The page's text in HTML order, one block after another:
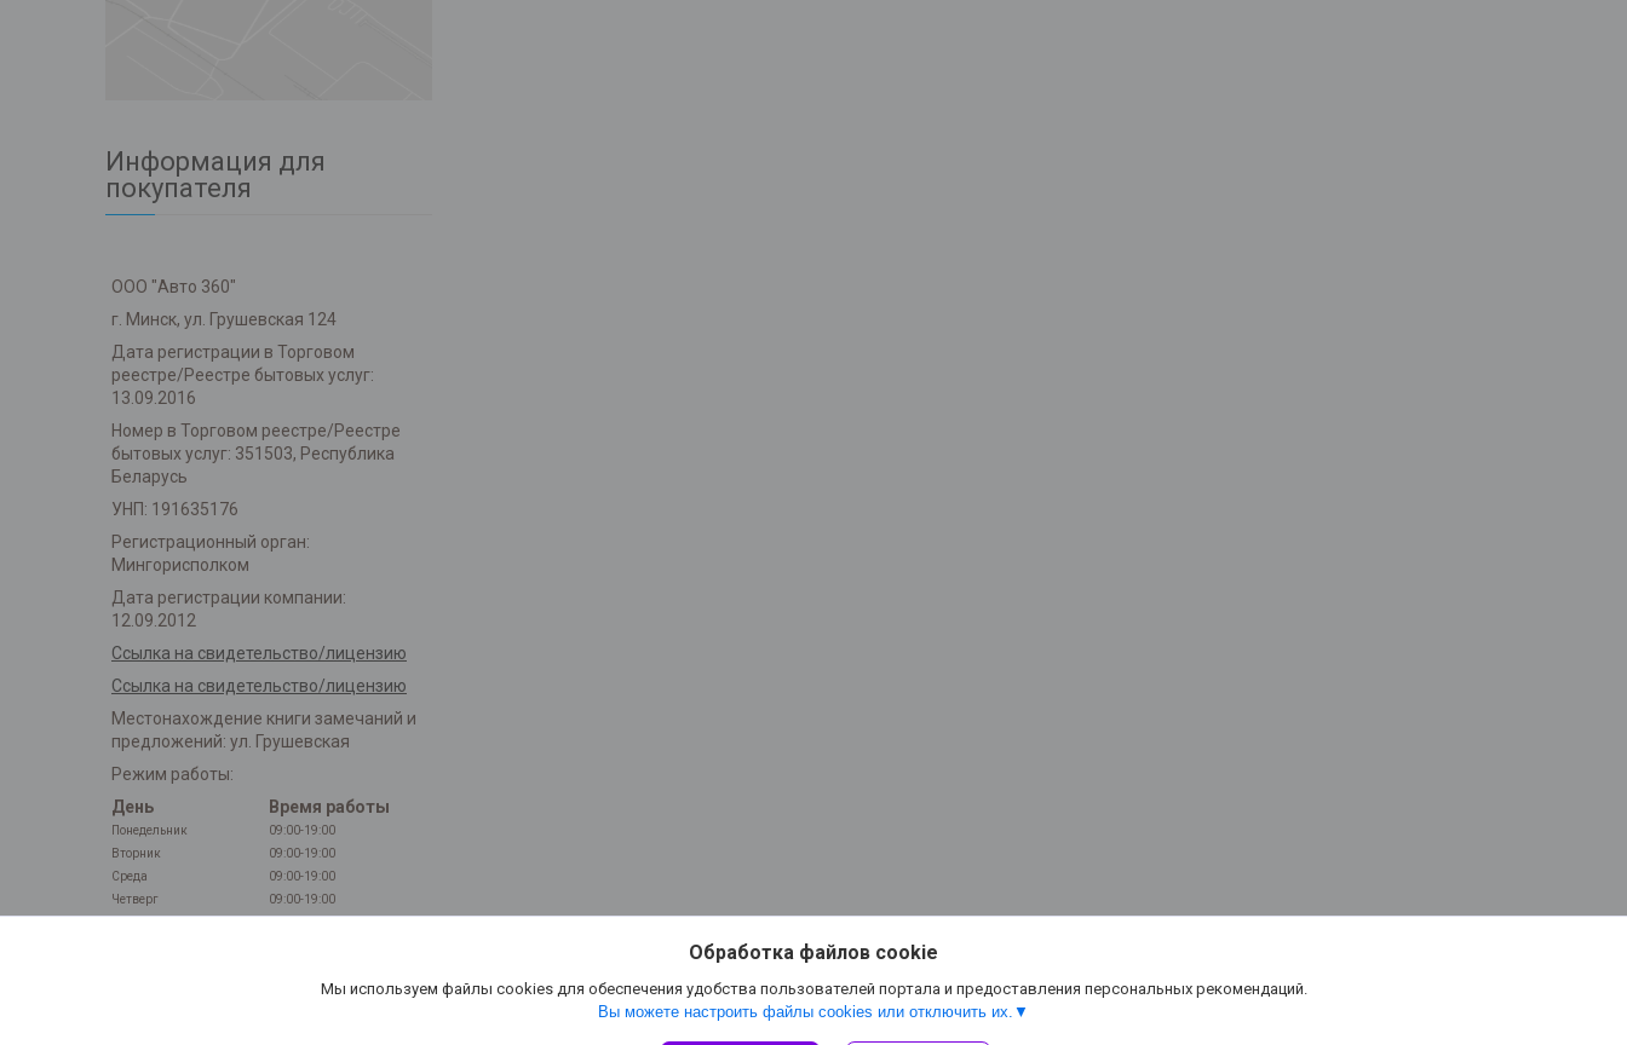
Информация для
покупателя
ООО "Авто 360"
г. Минск, ул. Грушевская 124
Дата регистрации в Торговом
реестре/Реестре бытовых услуг:
13.09.2016
Номер в Торговом реестре/Реестре
бытовых услуг: 351503, Республика
Беларусь
УНП: 191635176
Регистрационный орган:
Мингорисполком
Дата регистрации компании:
12.09.2012
Ссылка на свидетельство/лицензию
Ссылка на свидетельство/лицензию
Местонахождение книги замечаний и
предложений: ул. Грушевская
Режим работы:
День
Время работы
Понедельник
09:00-19:00
Вторник
09:00-19:00
Среда
09:00-19:00
Четверг
09:00-19:00
Обработка файлов cookie
Мы используем файлы cookies для обеспечения удобства пользователей портала и предоставления персональных рекомендаций.
Вы можете настроить файлы cookies или отключить их.